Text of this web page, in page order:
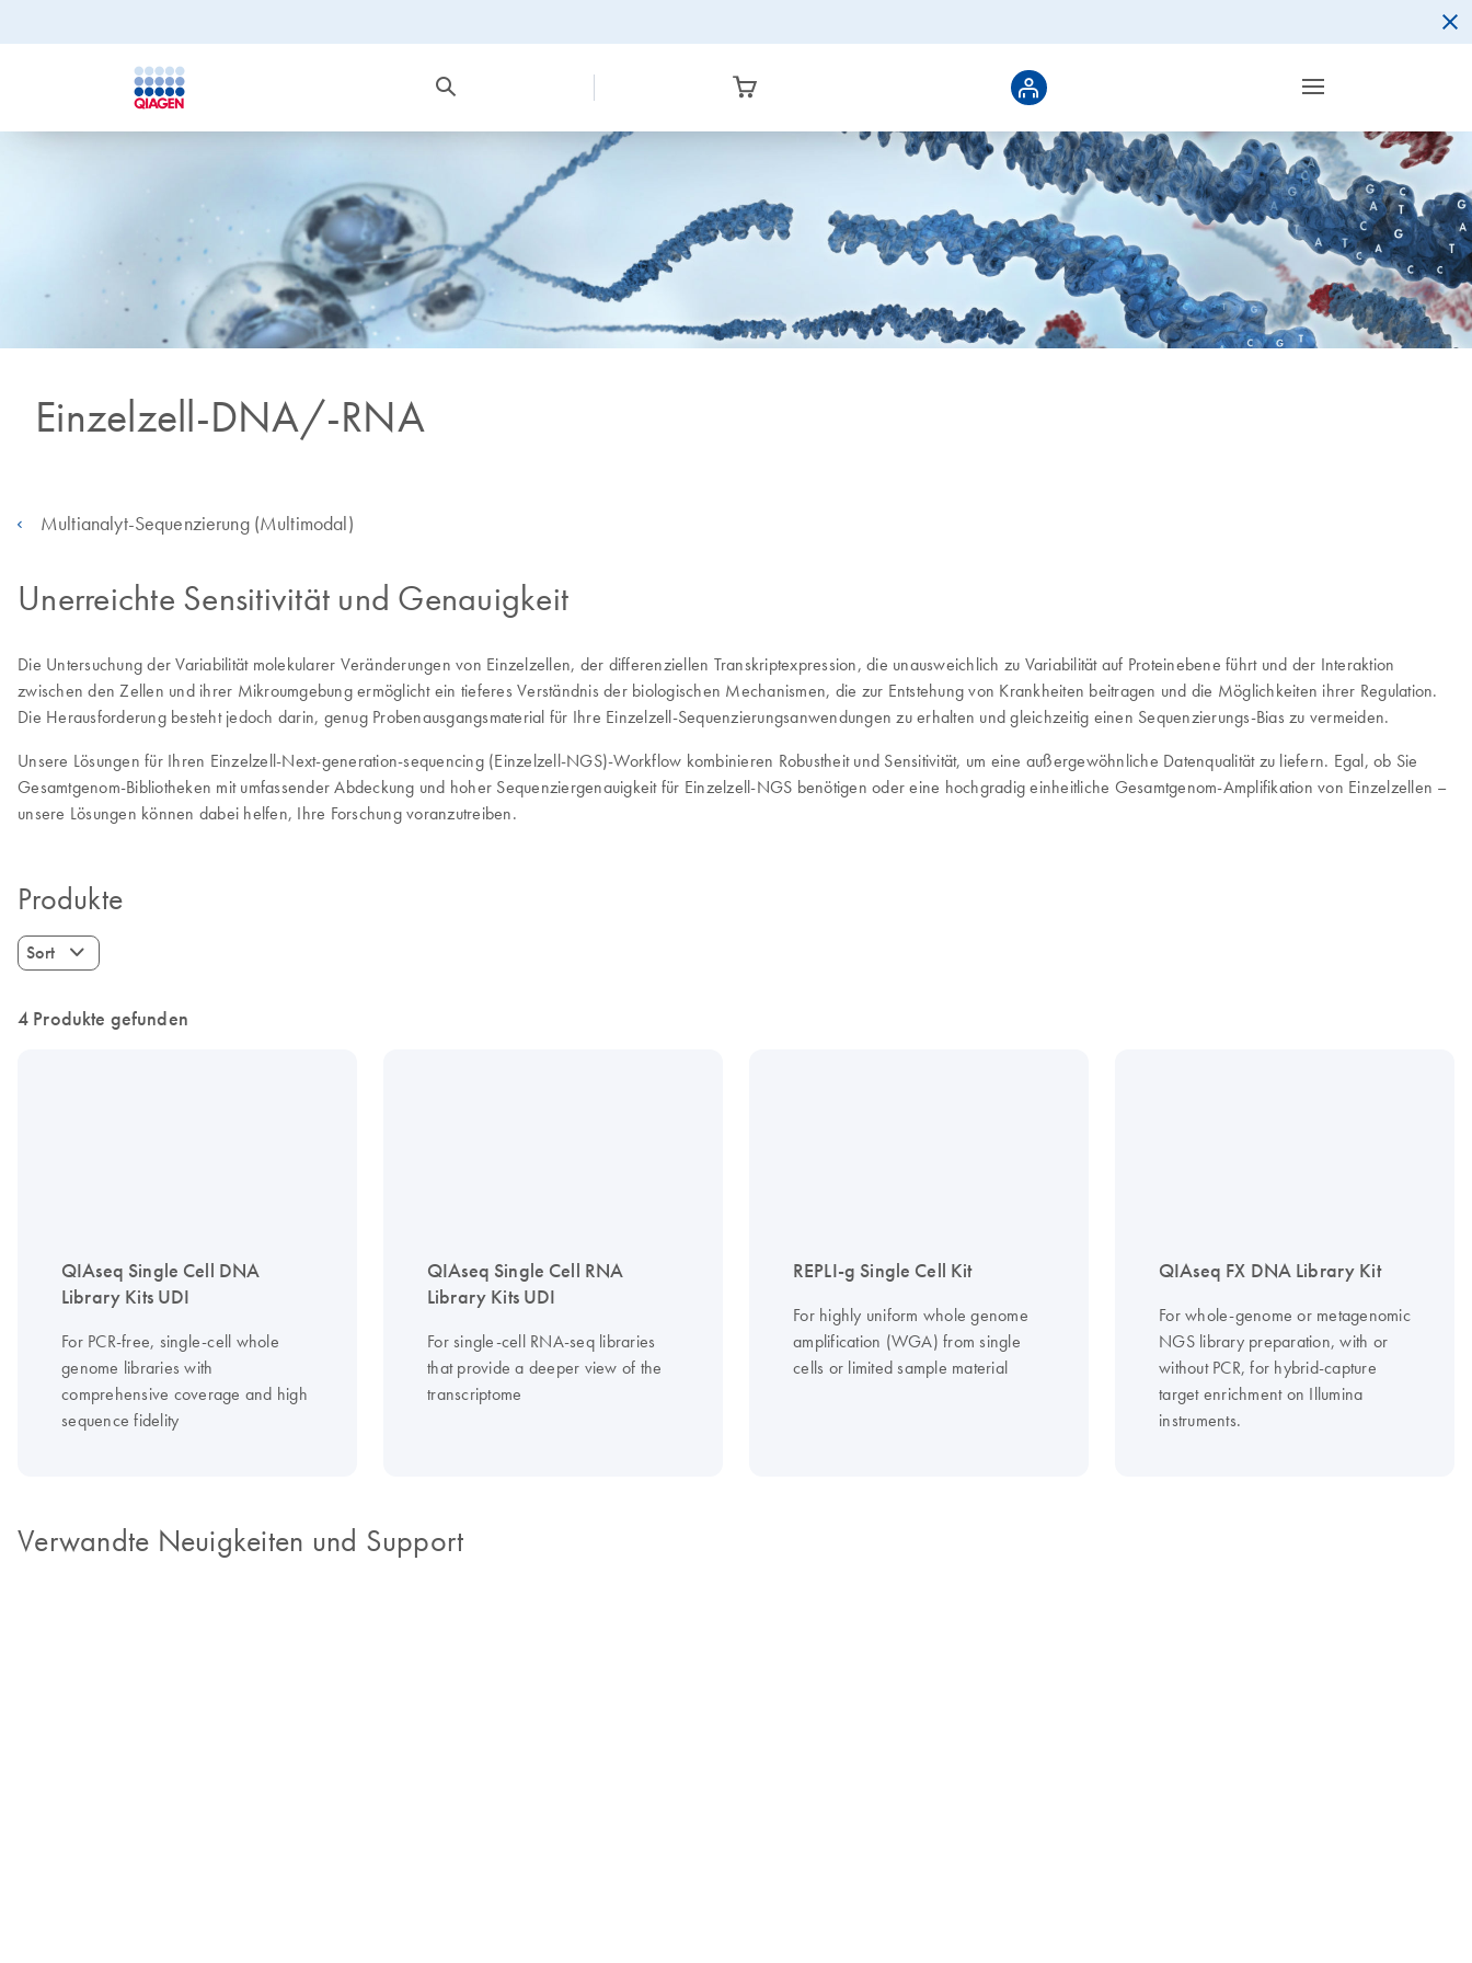
Einzelzell-DNA/-RNA
Multianalyt-Sequenzierung (Multimodal)
Unerreichte Sensitivität und Genauigkeit
Die Untersuchung der Variabilität molekularer Veränderungen von Einzelzellen, der differenziellen Transkriptexpression, die unausweichlich zu Variabilität auf Proteinebene führt und der Interaktion
zwischen den Zellen und ihrer Mikroumgebung ermöglicht ein tieferes Verständnis der biologischen Mechanismen, die zur Entstehung von Krankheiten beitragen und die Möglichkeiten ihrer Regulation.
Die Herausforderung besteht jedoch darin, genug Probenausgangsmaterial für Ihre Einzelzell-Sequenzierungsanwendungen zu erhalten und gleichzeitig einen Sequenzierungs-Bias zu vermeiden.
Unsere Lösungen für Ihren Einzelzell-Next-generation-sequencing (Einzelzell-NGS)-Workflow kombinieren Robustheit und Sensitivität, um eine außergewöhnliche Datenqualität zu liefern. Egal, ob Sie
Gesamtgenom-Bibliotheken mit umfassender Abdeckung und hoher Sequenziergenauigkeit für Einzelzell-NGS benötigen oder eine hochgradig einheitliche Gesamtgenom-Amplifikation von Einzelzellen –
unsere Lösungen können dabei helfen, Ihre Forschung voranzutreiben.
Produkte
Sort
4 Produkte gefunden
QIAseq Single Cell DNA
Library Kits UDI
For PCR-free, single-cell whole
genome libraries with
comprehensive coverage and high
sequence fidelity
QIAseq Single Cell RNA
Library Kits UDI
For single-cell RNA-seq libraries
that provide a deeper view of the
transcriptome
REPLI-g Single Cell Kit
For highly uniform whole genome
amplification (WGA) from single
cells or limited sample material
QIAseq FX DNA Library Kit
For whole-genome or metagenomic
NGS library preparation, with or
without PCR, for hybrid-capture
target enrichment on Illumina
instruments.
Verwandte Neuigkeiten und Support